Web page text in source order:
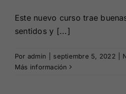
Este nuevo curso trae
sentidos y [...]
Por admin septiembre 5, 2022
Más información